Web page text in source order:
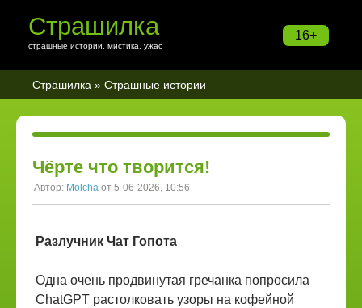
16+
Страшилка
страшные истории, мистика, ужас
Страшилка » Страшные истории
Чёрте что творится!
Автор: Molcha от 5-06-2026, 10:56
Разлучник Чат Гопота
Одна очень продвинутая гречанка попросила
ChatGPT растолковать узоры на кофейной